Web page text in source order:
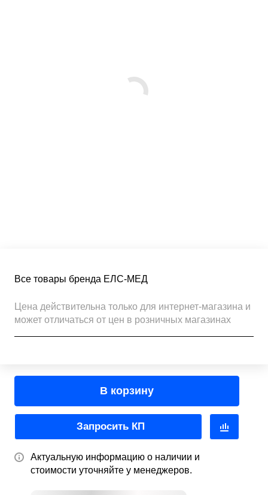
Все товары бренда ЕЛС-МЕД
Цена действительна только для интернет-магазина и
может отличаться от цен в розничных магазинах
В корзину
Запросить КП
Актуальную информацию о наличии и
стоимости уточняйте у менеджеров.